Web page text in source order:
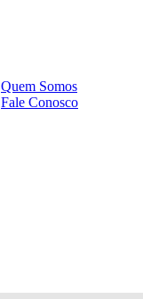
Quem Somos
Fale Conosco